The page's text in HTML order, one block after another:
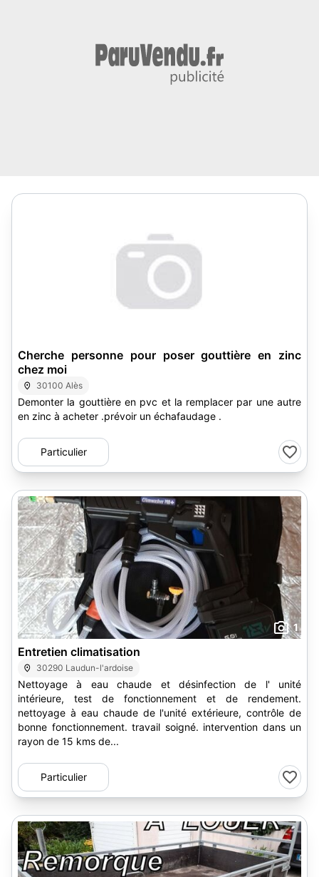
Cherche personne pour poser gouttière en zinc
chez moi
30100 Alès
Demonter la gouttière en pvc et la remplacer par une autre
en zinc à acheter .prévoir un échafaudage .
Particulier
1
Entretien climatisation
30290 Laudun-l'ardoise
Nettoyage à eau chaude et désinfection de l' unité
intérieure, test de fonctionnement et de rendement.
nettoyage à eau chaude de l'unité extérieure, contrôle de
bonne fonctionnement. travail soigné. intervention dans un
rayon de 15 kms de...
Particulier